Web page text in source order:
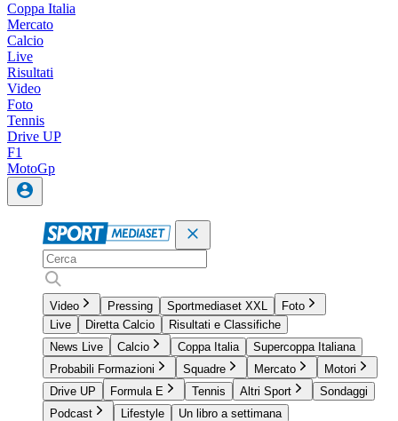
Coppa Italia
Mercato
Calcio
Live
Risultati
Video
Foto
Tennis
Drive UP
F1
MotoGp
Video Pressing Sportmediaset XXL
Foto
Live
Diretta Calcio
Risultati e Classifiche
News Live
Calcio Coppa Italia
Supercoppa Italiana
Probabili Formazioni
Squadre Mercato
Motori
Drive UP
Formula E Tennis Altri Sport
Sondaggi
Podcast
Lifestyle
Un libro a settimana